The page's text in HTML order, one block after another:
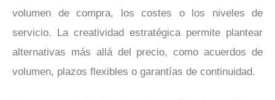
volumen de compra, los costes o los niveles de
servicio. La creatividad estratégica permite plantear
alternativas más allá del precio, como acuerdos de
volumen, plazos flexibles o garantías de continuidad.